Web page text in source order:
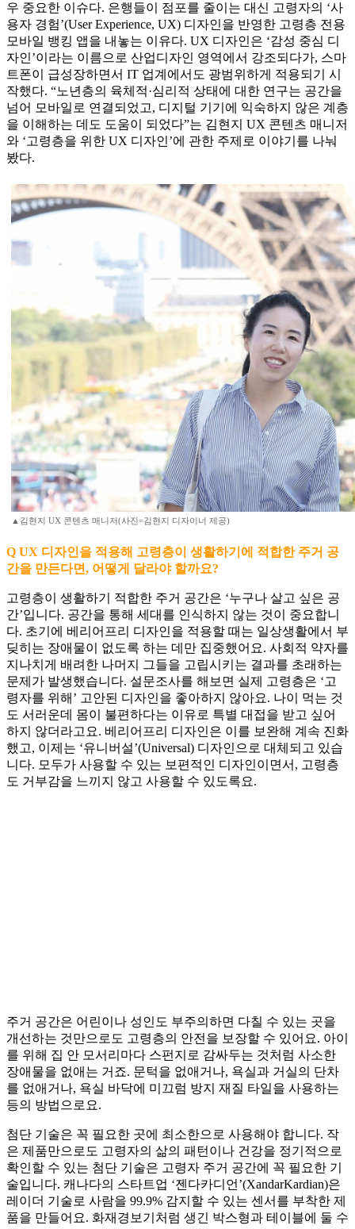
우 중요한 이슈다. 은행들이 점포를 줄이는 대신 고령자의 ‘사
용자 경험’(User Experience, UX) 디자인을 반영한 고령층 전용
모바일 뱅킹 앱을 내놓는 이유다. UX 디자인은 ‘감성 중심 디
자인’이라는 이름으로 산업디자인 영역에서 강조되다가, 스마
트폰이 급성장하면서 IT 업계에서도 광범위하게 적용되기 시
작했다. “노년층의 육체적·심리적 상태에 대한 연구는 공간을
넘어 모바일로 연결되었고, 디지털 기기에 익숙하지 않은 계층
을 이해하는 데도 도움이 되었다”는 김현지 UX 콘텐츠 매니저
와 ‘고령층을 위한 UX 디자인’에 관한 주제로 이야기를 나눠
봤다.
▲김현지 UX 콘텐츠 매니저(사진=김현지 디자이너 제공)
Q UX 디자인을 적용해 고령층이 생활하기에 적합한 주거 공
간을 만든다면, 어떻게 달라야 할까요?
고령층이 생활하기 적합한 주거 공간은 ‘누구나 살고 싶은 공
간’입니다. 공간을 통해 세대를 인식하지 않는 것이 중요합니
다. 초기에 베리어프리 디자인을 적용할 때는 일상생활에서 부
딪히는 장애물이 없도록 하는 데만 집중했어요. 사회적 약자를
지나치게 배려한 나머지 그들을 고립시키는 결과를 초래하는
문제가 발생했습니다. 설문조사를 해보면 실제 고령층은 ‘고
령자를 위해’ 고안된 디자인을 좋아하지 않아요. 나이 먹는 것
도 서러운데 몸이 불편하다는 이유로 특별 대접을 받고 싶어
하지 않더라고요. 베리어프리 디자인은 이를 보완해 계속 진화
했고, 이제는 ‘유니버설’(Universal) 디자인으로 대체되고 있습
니다. 모두가 사용할 수 있는 보편적인 디자인이면서, 고령층
도 거부감을 느끼지 않고 사용할 수 있도록요.
주거 공간은 어린이나 성인도 부주의하면 다칠 수 있는 곳을
개선하는 것만으로도 고령층의 안전을 보장할 수 있어요. 아이
를 위해 집 안 모서리마다 스펀지로 감싸두는 것처럼 사소한
장애물을 없애는 거죠. 문턱을 없애거나, 욕실과 거실의 단차
를 없애거나, 욕실 바닥에 미끄럼 방지 재질 타일을 사용하는
등의 방법으로요.
첨단 기술은 꼭 필요한 곳에 최소한으로 사용해야 합니다. 작
은 제품만으로도 고령자의 삶의 패턴이나 건강을 정기적으로
확인할 수 있는 첨단 기술은 고령자 주거 공간에 꼭 필요한 기
술입니다. 캐나다의 스타트업 ‘젠다카디언’(XandarKardian)은
레이더 기술로 사람을 99.9% 감지할 수 있는 센서를 부착한 제
품을 만들어요. 화재경보기처럼 생긴 박스형과 테이블에 둘 수